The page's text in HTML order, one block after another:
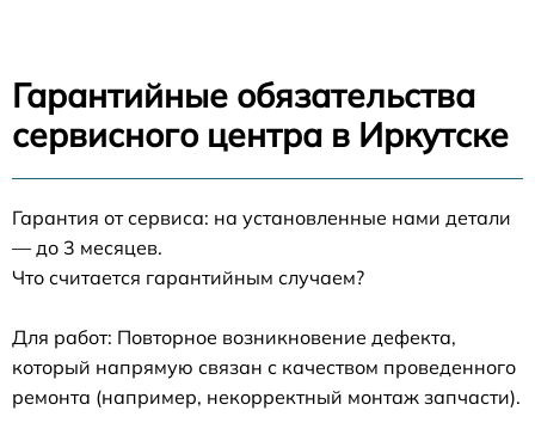
Гарантийные обязательства
сервисного центра в Иркутске
Гарантия от сервиса: на установленные нами детали
— до 3 месяцев.
Что считается гарантийным случаем?
Для работ: Повторное возникновение дефекта,
который напрямую связан с качеством проведенного
ремонта (например, некорректный монтаж запчасти).